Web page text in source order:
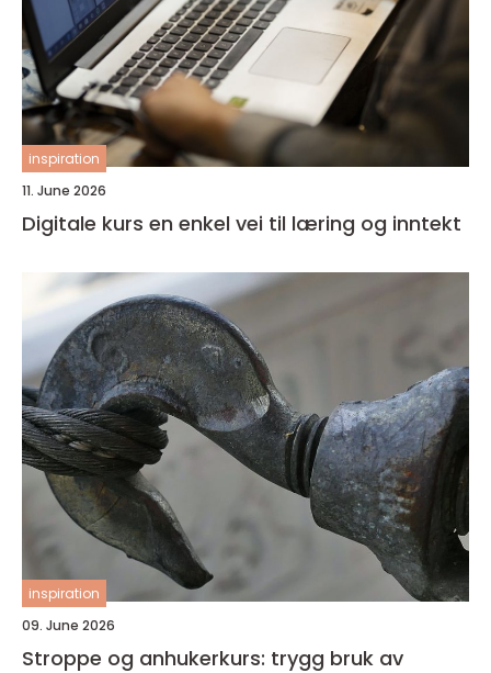
inspiration
11. June 2026
Digitale kurs en enkel vei til læring og inntekt
inspiration
09. June 2026
Stroppe og anhukerkurs: trygg bruk av